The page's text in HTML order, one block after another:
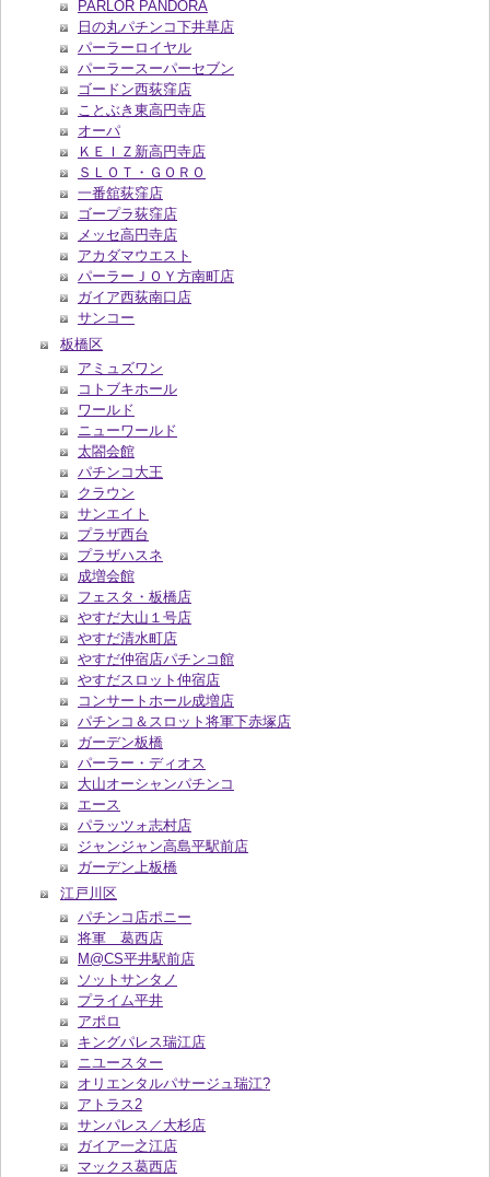
PARLOR PANDORA
日の丸パチンコ下井草店
パーラーロイヤル
パーラースーパーセブン
ゴードン西荻窪店
ことぶき東高円寺店
オーパ
ＫＥＩＺ新高円寺店
ＳＬＯＴ・ＧＯＲＯ
一番舘荻窪店
ゴープラ荻窪店
メッセ高円寺店
アカダマウエスト
パーラーＪＯＹ方南町店
ガイア西荻南口店
サンコー
板橋区
アミュズワン
コトブキホール
ワールド
ニューワールド
太閤会館
パチンコ大王
クラウン
サンエイト
プラザ西台
プラザハスネ
成増会館
フェスタ・板橋店
やすだ大山１号店
やすだ清水町店
やすだ仲宿店パチンコ館
やすだスロット仲宿店
コンサートホール成増店
パチンコ＆スロット将軍下赤塚店
ガーデン板橋
パーラー・ディオス
大山オーシャンパチンコ
エース
パラッツォ志村店
ジャンジャン高島平駅前店
ガーデン上板橋
江戸川区
パチンコ店ポニー
将軍 葛西店
M@CS平井駅前店
ソットサンタノ
プライム平井
アポロ
キングパレス瑞江店
ニユースター
オリエンタルパサージュ瑞江?
アトラス2
サンパレス／大杉店
ガイア一之江店
マックス葛西店